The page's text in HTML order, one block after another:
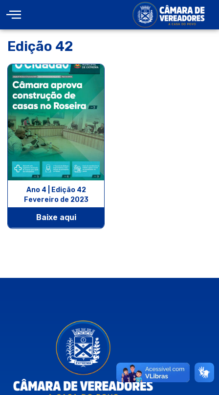
Edição 42
Ano 4 | Edição 42
Fevereiro de 2023
Baixe aqui